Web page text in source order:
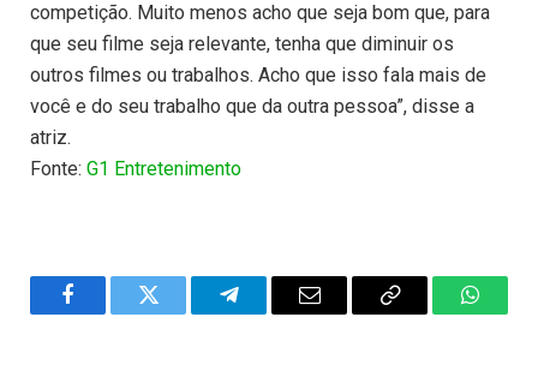
competição. Muito menos acho que seja bom que, para
que seu filme seja relevante, tenha que diminuir os
outros filmes ou trabalhos. Acho que isso fala mais de
você e do seu trabalho que da outra pessoa”, disse a
atriz.
Fonte: G1 Entretenimento
FacebookTwitter TelegramEmail
Copy